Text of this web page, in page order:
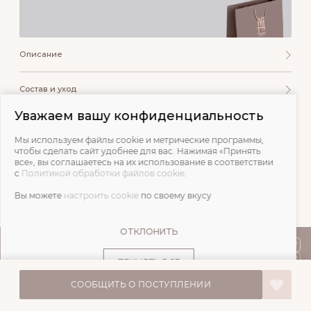
СООБЩИТЬ О ПОСТУПЛЕНИИ
Описание
Состав и уход
Отзывы
© IVA DESIGN,
Уважаем вашу конфиденциальность
Мы используем файлы cookie и метрические программы,
чтобы сделать сайт удобнее для вас. Нажимая «Принять
все», вы соглашаетесь на их использование в соответствии
с Политикой обработки файлов cookie.
Вы можете настроить cookie по своему вкусу
ОТКЛОНИТЬ
ПРИНЯТЬ ВСЕ